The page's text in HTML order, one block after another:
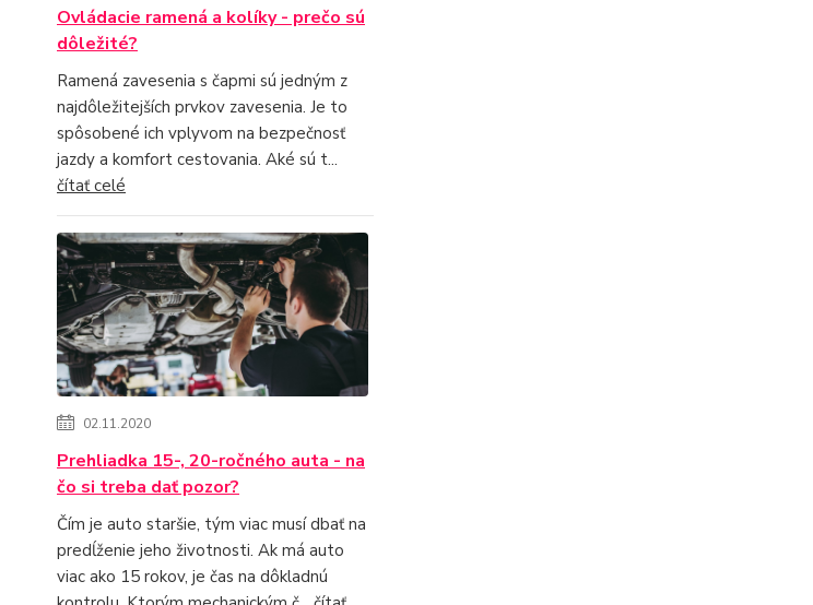
Ovládacie ramená a kolíky - prečo sú
dôležité?
Ramená zavesenia s čapmi sú jedným z
najdôležitejších prvkov zavesenia. Je to
spôsobené ich vplyvom na bezpečnosť
jazdy a komfort cestovania. Aké sú t...
čítať celé
02.11.2020
Prehliadka 15-, 20-ročného auta - na
čo si treba dať pozor?
Čím je auto staršie, tým viac musí dbať na
predĺženie jeho životnosti. Ak má auto
viac ako 15 rokov, je čas na dôkladnú